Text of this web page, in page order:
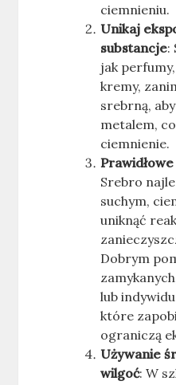
ciemnieniu.
Unikaj
substancje:
jak
kremy,
srebrną,
metalem,
ciemnienie.
Srebro
suchym,
uniknąć
Dobrym
lub
które
ograniczą
Używanie
wilgoć: W